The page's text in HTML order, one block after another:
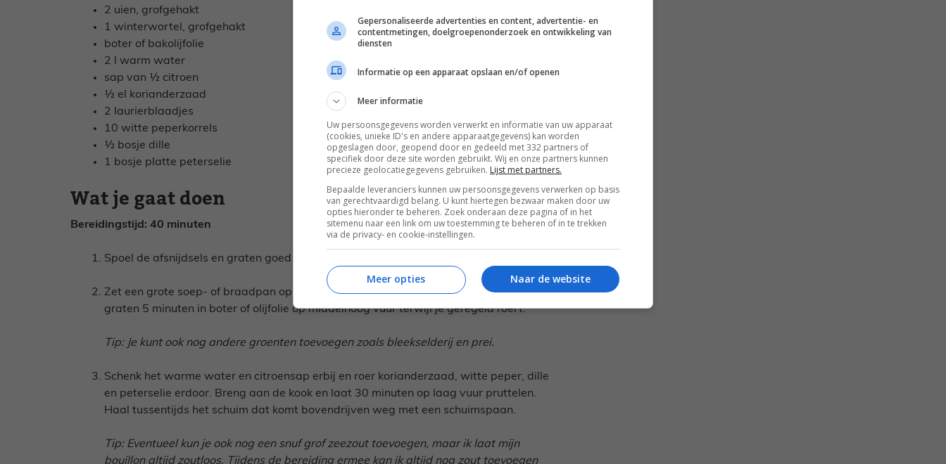
2 uien, grofgehakt
1 winterwortel, grofgehakt
boter of bakolijfolie
2 l warm water
sap van ½ citroen
½ el korianderzaad
2 laurierblaadjes
10 witte peperkorrels
½ bosje dille
1 bosje platte peterselie
Wat je gaat doen
Bereidingstijd: 40 minuten
Spoel de afsnijdsels en graten goed af onder koud, stromend water.
Zet een grote soep- of braadpan op het vuur. Bak de ui, winterwortel, afsnijdsels en
graten 5 minuten in boter of olijfolie op middelhoog vuur terwijl je geregeld roert.
Tip: Je kunt ook nog andere groenten toevoegen zoals bleekselderij en prei.
Schenk het warme water en citroensap erbij en roer korianderzaad, witte peper, dille
en peterselie erdoor. Breng aan de kook en laat 30 minuten op laag vuur pruttelen.
Haal tussentijds het schuim dat komt bovendrijven weg met een schuimspaan.
Tip: Eventueel kun je ook nog een snuf grof zeezout toevoegen, maar ik laat mijn
bouillon altijd zoutloos. Tijdens de bereiding ermee kan ik altijd nog zout toevoegen
Gepersonaliseerde advertenties en content, advertentie- en
contentmetingen, doelgroepenonderzoek en ontwikkeling van
diensten
Informatie op een apparaat opslaan en/of openen
Meer informatie
Uw persoonsgegevens worden verwerkt en informatie van uw apparaat
(cookies, unieke ID's en andere apparaatgegevens) kan worden
opgeslagen door, geopend door en gedeeld met 332 partners of
specifiek door deze site worden gebruikt. Wij en onze partners kunnen
precieze geolocatiegegevens gebruiken. Lijst met partners.
Bepaalde leveranciers kunnen uw persoonsgegevens verwerken op basis
van gerechtvaardigd belang. U kunt hiertegen bezwaar maken door uw
opties hieronder te beheren. Zoek onderaan deze pagina of in het
sitemenu naar een link om uw toestemming te beheren of in te trekken
via de privacy- en cookie-instellingen.
Naar de website
Meer opties